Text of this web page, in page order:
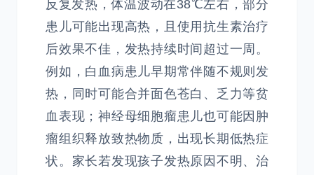
反复发热，体温波动在38℃左右，部分
患儿可能出现高热，且使用抗生素治疗
后效果不佳，发热持续时间超过一周。
例如，白血病患儿早期常伴随不规则发
热，同时可能合并面色苍白、乏力等贫
血表现；神经母细胞瘤患儿也可能因肿
瘤组织释放致热物质，出现长期低热症
状。家长若发现孩子发热原因不明、治